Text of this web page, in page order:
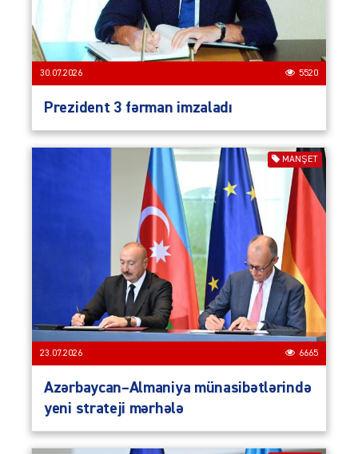
30.07.2026 5520
Prezident 3 fərman imzaladı
MANŞET
23.07.2026 6665
Azərbaycan–Almaniya münasibətlərində
yeni strateji mərhələ